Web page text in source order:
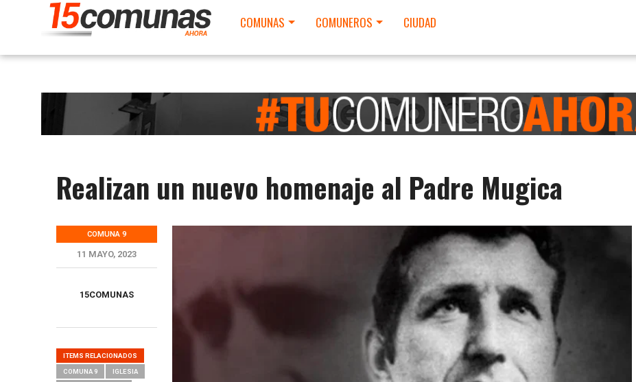
COMUNAS COMUNEROS CIUDAD
Realizan un nuevo homenaje al Padre Mugica
COMUNA 9
11 MAYO, 2023
15COMUNAS
ITEMS RELACIONADOS
COMUNA 9 IGLESIA